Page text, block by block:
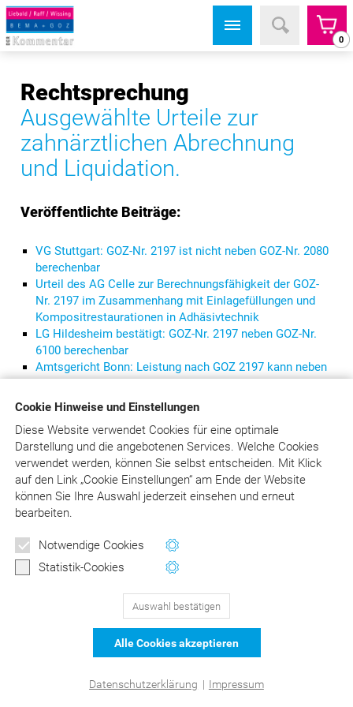
Cookie Hinweise und Einstellungen
Diese Website verwendet Cookies für eine optimale
Darstellung und die angebotenen Services. Welche Cookies
verwendet werden, können Sie selbst entscheiden. Mit Klick
aufden Link „Cookie Einstellungen“ am Ende der Website
können Sie Ihre Auswahl jederzeit einsehen und erneut
bearbeiten.
Notwendige Cookies
Statistik-Cookies
Auswahl bestätigen
Alle Cookies akzeptieren
Datenschutzerklärung | Impressum
0
Rechtsprechung
Ausgewählte Urteile zur
zahnärztlichen Abrechnung
und Liquidation.
Veröffentlichte Beiträge:
VG Stuttgart: GOZ-Nr. 2197 ist nicht neben GOZ-Nr. 2080
berechenbar
Urteil des AG Celle zur Berechnungsfähigkeit der GOZ-
Nr. 2197 im Zusammenhang mit Einlagefüllungen und
Kompositrestaurationen in Adhäsivtechnik
LG Hildesheim bestätigt: GOZ-Nr. 2197 neben GOZ-Nr.
6100 berechenbar
Amtsgericht Bonn: Leistung nach GOZ 2197 kann neben
© Asgard-Verlag Dr. Werner Hippe GmbH
DER Kommentar zu BEMA und
129Bewertungen auf ProvenExpert.com